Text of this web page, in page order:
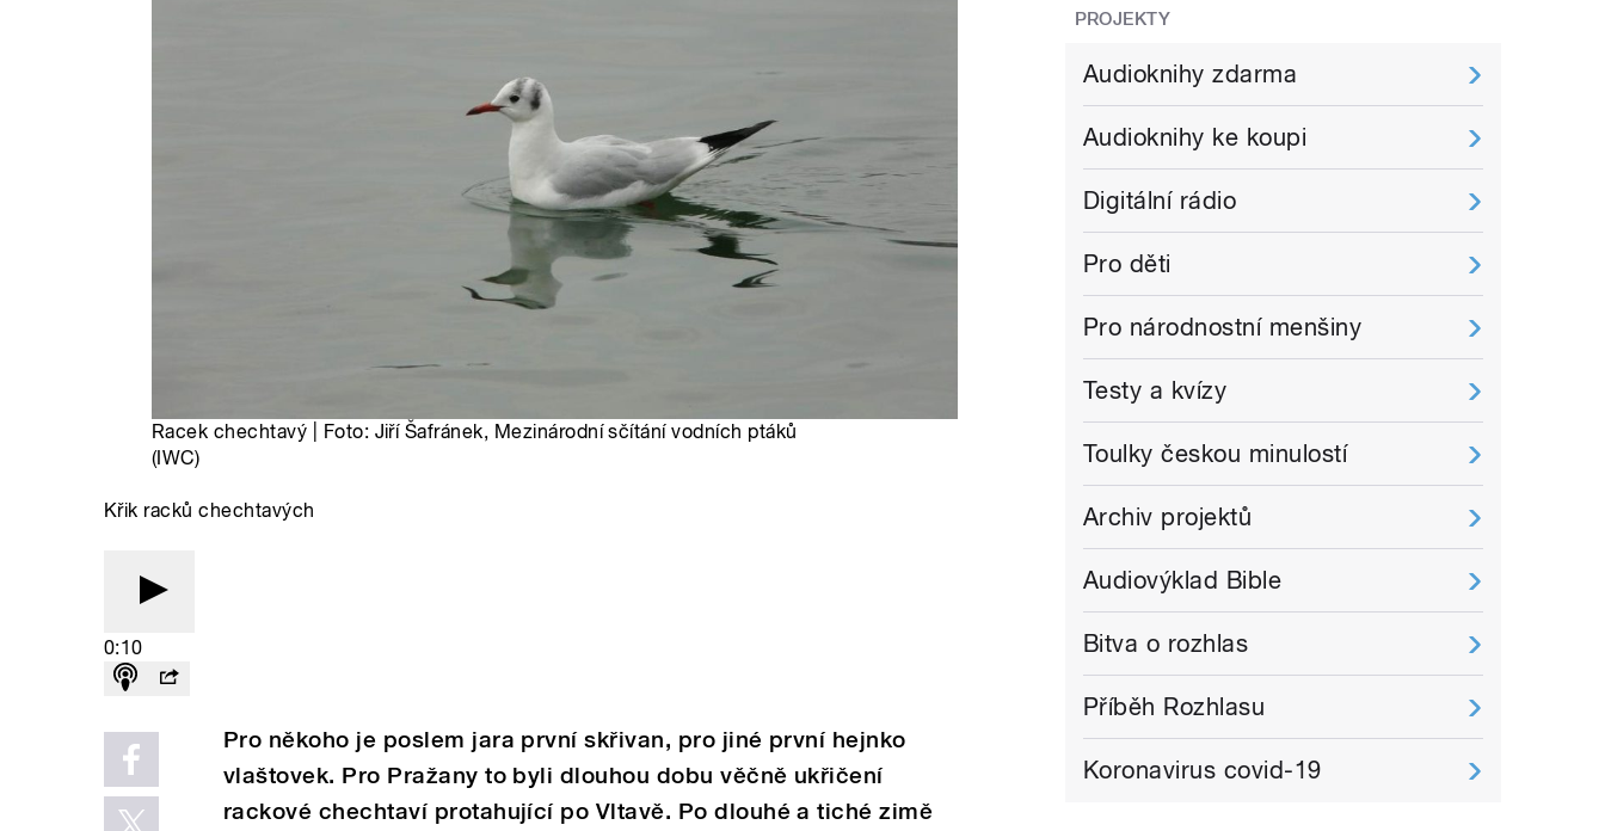
Racek chechtavý | Foto: Jiří Šafránek, Mezinárodní sčítání vodních ptáků
(IWC)
Křik racků chechtavých
0:10
Pro někoho je poslem jara první skřivan, pro jiné první hejnko
vlaštovek. Pro Pražany to byli dlouhou dobu věčně ukřičení
rackové chechtaví protahující po Vltavě. Po dlouhé a tiché zimě
PROJEKTY
Audioknihy zdarma
Audioknihy ke koupi
Digitální rádio
Pro děti
Pro národnostní menšiny
Testy a kvízy
Toulky českou minulostí
Archiv projektů
Audiovýklad Bible
Bitva o rozhlas
Příběh Rozhlasu
Koronavirus covid-19